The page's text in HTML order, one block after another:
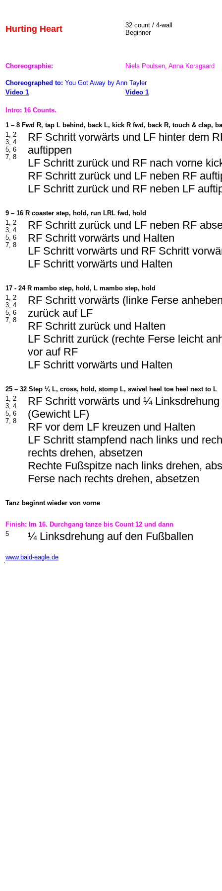
Hurting Heart
32 count / 4-wall
Beginner
Choreographie: Niels Poulsen, Anna Korsgaard
Choreographed to: You Got Away by Ann Tayler
Video 1
Video 1
Intro: 16 Counts.
1 – 8 Fwd R, tap L behind, back L, kick R fwd, back R, touch & clap,
1, 2
3, 4
5, 6
7, 8
RF Schritt vorwärts und LF hinter dem
auftippen
LF Schritt zurück und RF nach vorne
RF Schritt zurück und LF neben RF
LF Schritt zurück und RF neben LF
9 – 16 R coaster step, hold, run LRL fwd, hold
1, 2
3, 4
5, 6
7, 8
RF Schritt zurück und LF neben RF
RF Schritt vorwärts und Halten
LF Schritt vorwärts und RF Schritt
LF Schritt vorwärts und Halten
17 - 24 R mambo step, hold, L mambo step, hold
1, 2
3, 4
5, 6
7, 8
RF Schritt vorwärts (linke Ferse
zurück auf LF
RF Schritt zurück und Halten
LF Schritt zurück (rechte Ferse leicht
vor auf RF
LF Schritt vorwärts und Halten
25 – 32 Step ¼ L, cross, hold, stomp L, swivel heel toe heel next to L
1, 2
3, 4
5, 6
7, 8
RF Schritt vorwärts und ¼
(Gewicht LF)
RF vor dem LF kreuzen und Halten
LF Schritt stampfend nach links und
rechts drehen, absetzen
Rechte Fußspitze nach links drehen,
Ferse nach rechts drehen, absetzen
Tanz beginnt wieder von vorne
Finish: Im 16. Durchgang tanze bis Count 12 und dann
5
¼ Linksdrehung auf den Fußballen
www.bald-eagle.de